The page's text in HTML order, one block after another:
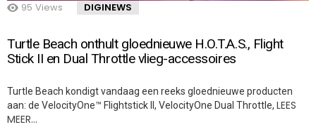
95 Views DIGINEWS
Turtle Beach onthult gloednieuwe H.O.T.A.S., Flight
Stick II en Dual Throttle vlieg-accessoires
Turtle Beach kondigt vandaag een reeks gloednieuwe producten
aan: de VelocityOne™ Flightstick II, VelocityOne Dual Throttle, LEES
MEER…